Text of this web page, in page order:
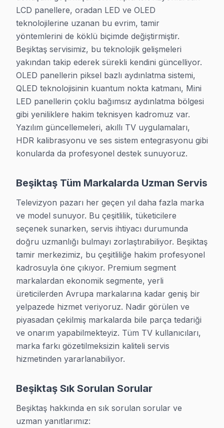
Beşiktaş servisimizde servis sonrası alacağınız garanti
Beşiktaş Televizyon Servis Ücretleri
Beşiktaş müşterilerimizden en sık gelen soru: "TV tamiri ne
Arıza Türü Fiyat Aralığı Süre
LED Backlight Tamiri ₺300 – ₺900
Bağlantı Noktası Tamiri ₺200 – ₺600
Panel Onarımı ve Değişimi ₺1.500 – ₺8.000
Besleme Kartı Tamiri ₺400 – ₺1.200 2–3
* Beşiktaş bölgesinde 2025 yılı geçerli fiyat listesidir. Beşiktaş'de her
Beşiktaş TV Tamir Servisi
LCD panellere, oradan LED ve OLED
teknolojilerine uzanan bu evrim, tamir
yöntemlerini de köklü biçimde değiştirmiştir.
Beşiktaş servisimiz, bu teknolojik gelişmeleri
yakından takip ederek sürekli kendini güncelliyor.
OLED panellerin piksel bazlı aydınlatma sistemi,
QLED teknolojisinin kuantum nokta katmanı, Mini
LED panellerin çoklu bağımsız aydınlatma bölgesi
gibi yeniliklere hakim teknisyen kadromuz var.
Yazılım güncellemeleri, akıllı TV uygulamaları,
HDR kalibrasyonu ve ses sistem entegrasyonu gibi
konularda da profesyonel destek sunuyoruz.
Beşiktaş Tüm Markalarda Uzman Servis
Televizyon pazarı her geçen yıl daha fazla marka
ve model sunuyor. Bu çeşitlilik, tüketicilere
seçenek sunarken, servis ihtiyacı durumunda
doğru uzmanlığı bulmayı zorlaştırabiliyor. Beşiktaş
tamir merkezimiz, bu çeşitliliğe hakim profesyonel
kadrosuyla öne çıkıyor. Premium segment
markalardan ekonomik segmente, yerli
üreticilerden Avrupa markalarına kadar geniş bir
yelpazede hizmet veriyoruz. Nadir görülen ve
piyasadan çekilmiş markalarda bile parça tedariği
ve onarım yapabilmekteyiz. Tüm TV kullanıcıları,
marka farkı gözetilmeksizin kaliteli servis
hizmetinden yararlanabiliyor.
Beşiktaş Sık Sorulan Sorular
Beşiktaş hakkında en sık sorulan sorular ve
uzman yanıtlarımız: